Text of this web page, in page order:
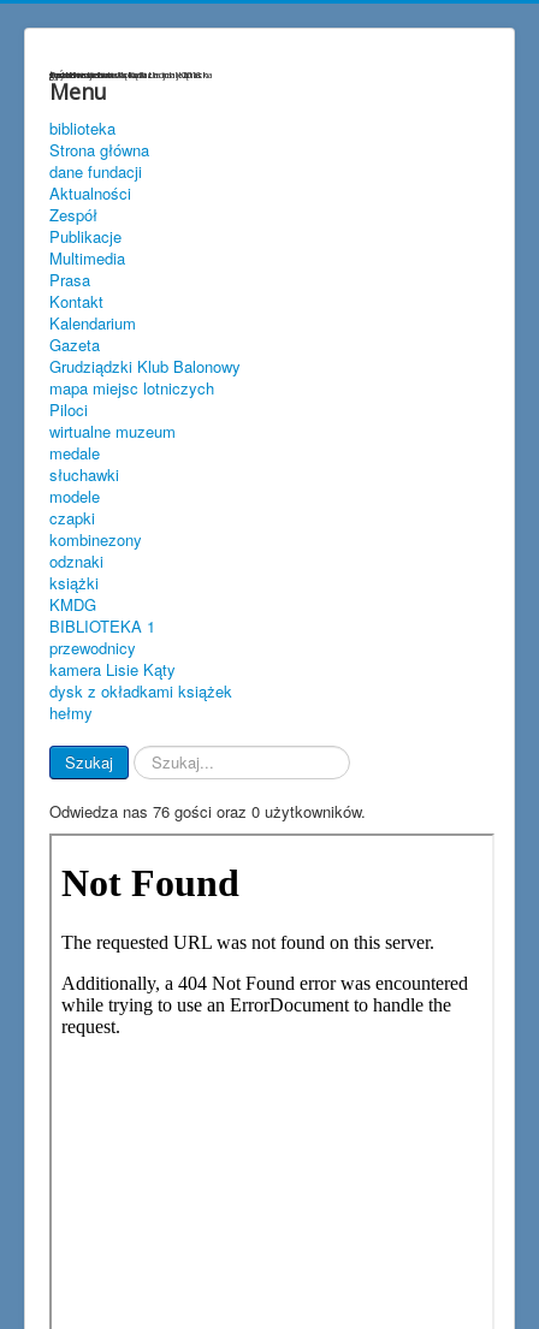
życzenia
Przedwojenna lokalizacja lotniska
gen.Hermaszewski w Lisich Kątach
szybownictwo
baloniarstwo
goście w Lisich Kątach
Spitfire w Lisich Kątach maj 2018
Menu
biblioteka
Strona główna
dane fundacji
Aktualności
Zespół
Publikacje
Multimedia
Prasa
Kontakt
Kalendarium
Gazeta
Grudziądzki Klub Balonowy
mapa miejsc lotniczych
Piloci
wirtualne muzeum
medale
słuchawki
modele
czapki
kombinezony
odznaki
książki
KMDG
BIBLIOTEKA 1
przewodnicy
kamera Lisie Kąty
dysk z okładkami książek
hełmy
Szukaj Szukaj...
Odwiedza nas 76 gości oraz 0 użytkowników.